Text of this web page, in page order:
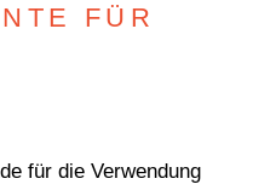
FÜR
für die Verwendung